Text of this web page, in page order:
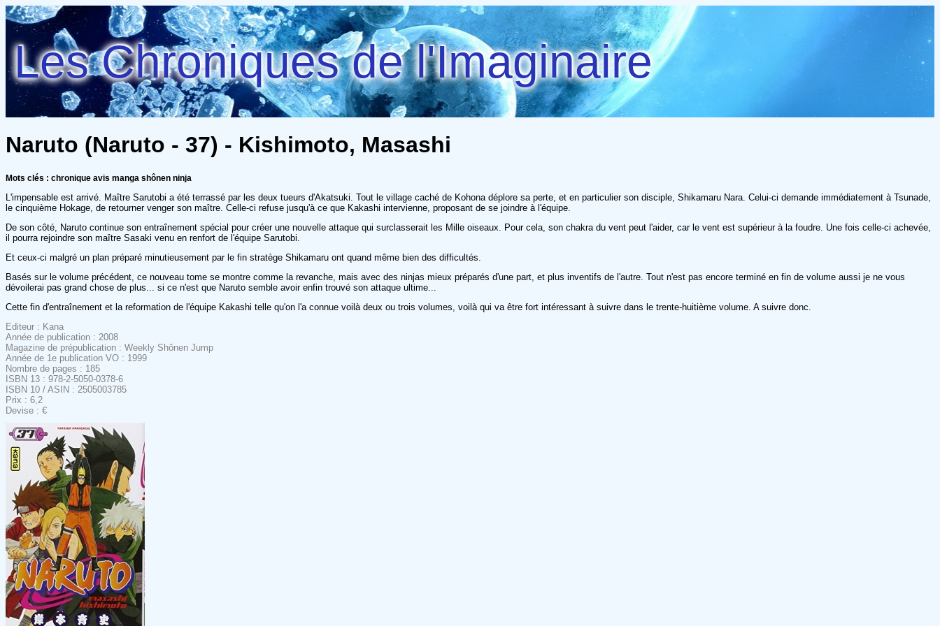
Les Chroniques de l'Imaginaire
Naruto (Naruto - 37) - Kishimoto, Masashi
Mots clés : chronique avis manga shônen ninja
L'impensable est arrivé. Maître Sarutobi a été terrassé par les deux tueurs d'Akatsuki. Tout le village caché de Kohona déplore sa perte, et en particulier son disciple, Shikamaru Nara. Celui-ci demande immédiatement à Tsunade,
le cinquième Hokage, de retourner venger son maître. Celle-ci refuse jusqu'à ce que Kakashi intervienne, proposant de se joindre à l'équipe.
De son côté, Naruto continue son entraînement spécial pour créer une nouvelle attaque qui surclasserait les Mille oiseaux. Pour cela, son chakra du vent peut l'aider, car le vent est supérieur à la foudre. Une fois celle-ci achevée,
il pourra rejoindre son maître Sasaki venu en renfort de l'équipe Sarutobi.
Et ceux-ci malgré un plan préparé minutieusement par le fin stratège Shikamaru ont quand même bien des difficultés.
Basés sur le volume précédent, ce nouveau tome se montre comme la revanche, mais avec des ninjas mieux préparés d'une part, et plus inventifs de l'autre. Tout n'est pas encore terminé en fin de volume aussi je ne vous
dévoilerai pas grand chose de plus... si ce n'est que Naruto semble avoir enfin trouvé son attaque ultime...
Cette fin d'entraînement et la reformation de l'équipe Kakashi telle qu'on l'a connue voilà deux ou trois volumes, voilà qui va être fort intéressant à suivre dans le trente-huitième volume. A suivre donc.
Editeur : Kana
Année de publication : 2008
Magazine de prépublication : Weekly Shônen Jump
Année de 1e publication VO : 1999
Nombre de pages : 185
ISBN 13 : 978-2-5050-0378-6
ISBN 10 / ASIN : 2505003785
Prix : 6,2
Devise : €